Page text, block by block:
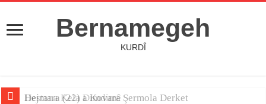
Bernamegeh
KURDÎ
Hejmara (22) a Kovara Şermola Derket
Destana Kela Dimdimê